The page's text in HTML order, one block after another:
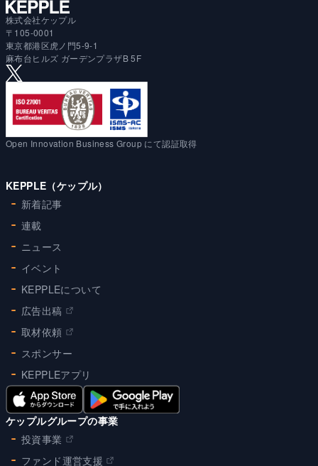
株式会社ケップル
〒105-0001
東京都港区虎ノ門5-9-1
麻布台ヒルズ ガーデンプラザB 5F
Open Innovation Business Group にて認証取得
KEPPLE（ケップル）
新着記事
連載
ニュース
イベント
KEPPLEについて
広告出稿
取材依頼
スポンサー
KEPPLEアプリ
ケップルグループの事業
投資事業
ファンド運営支援